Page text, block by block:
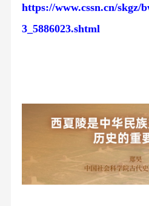
https://www.cssn.cn/skgz/
3_5886023.shtml